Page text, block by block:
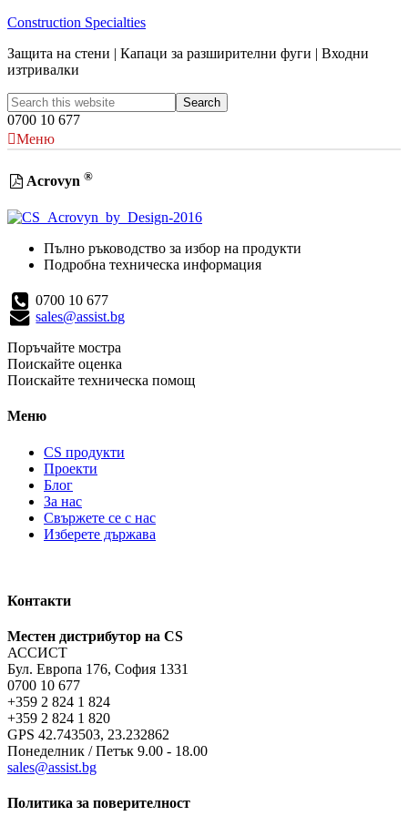
Construction Specialties
Защита на стени | Капаци за разширителни фуги | Входни
изтривалки
0700 10 677
Меню
Acrovyn ®
Пълно ръководство за избор на продукти
Подробна техническа информация
0700 10 677
sales@assist.bg
Поръчайте мостра
Поискайте оценка
Поискайте техническа помощ
Меню
CS продукти
Проекти
Блог
За нас
Свържете се с нас
Изберете държава
Контакти
Местен дистрибутор на CS
АССИСТ
Бул. Европа 176, София 1331
0700 10 677
+359 2 824 1 824
+359 2 824 1 820
GPS 42.743503, 23.232862
Понеделник / Петък 9.00 - 18.00
sales@assist.bg
Политика за поверителност